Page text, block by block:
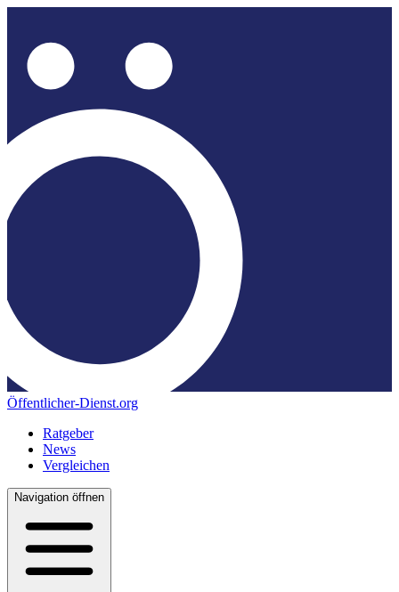
Öffentlicher-Dienst.org
Ratgeber
News
Vergleichen
Navigation öffnen